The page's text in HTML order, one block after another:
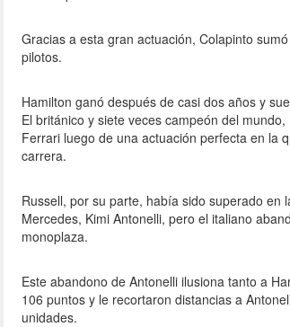
Gracias a esta gran actuación, Colapinto
pilotos.
Hamilton ganó después de casi dos años y
El británico y siete veces campeón del
Ferrari luego de una actuación perfecta en la
carrera.
Russell, por su parte, había sido superado en
Mercedes, Kimi Antonelli, pero el italiano
monoplaza.
Este abandono de Antonelli ilusiona tanto a
106 puntos y le recortaron distancias a
unidades.